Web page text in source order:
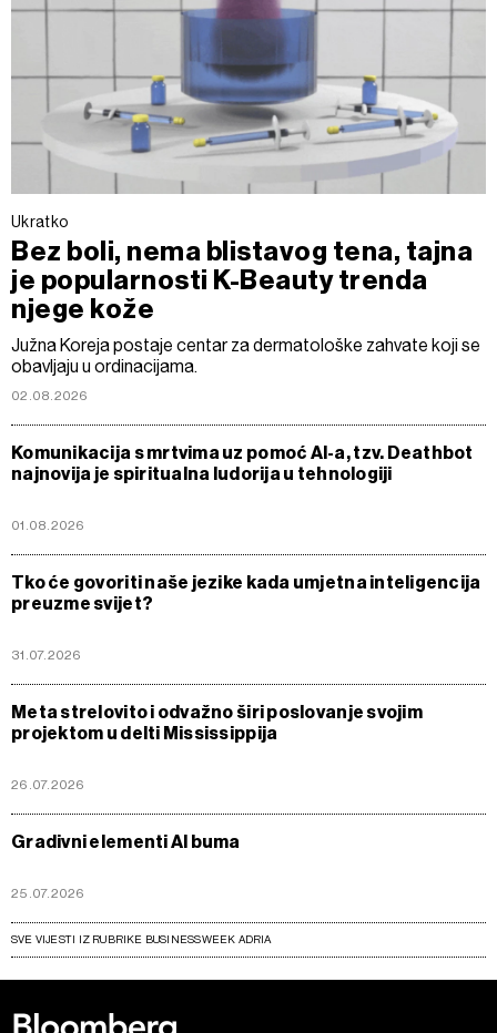
Ukratko
Bez boli, nema blistavog tena, tajna
je popularnosti K-Beauty trenda
njege kože
Južna Koreja postaje centar za dermatološke zahvate koji se
obavljaju u ordinacijama.
02.08.2026
Komunikacija s mrtvima uz pomoć AI-a, tzv. Deathbot
najnovija je spiritualna ludorija u tehnologiji
01.08.2026
Tko će govoriti naše jezike kada umjetna inteligencija
preuzme svijet?
31.07.2026
Meta strelovito i odvažno širi poslovanje svojim
projektom u delti Mississippija
26.07.2026
Gradivni elementi AI buma
25.07.2026
SVE VIJESTI IZ RUBRIKE BUSINESSWEEK ADRIA